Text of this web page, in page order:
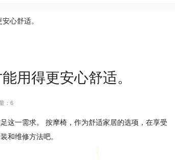
心舒适。
用得更安心舒适。
：6
这一需求。 按摩椅，作为舒适家居的选项，在享受
和维修方法吧。